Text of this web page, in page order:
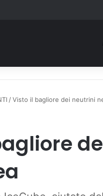
/Visto il bagliore dei neutrini